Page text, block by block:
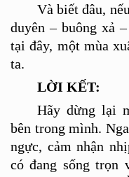
Và biết đâu,
duyên – buông xả
tại đây, một mùa
ta.
LỜI KẾT:
Hãy dừng lại
bên trong mình.
ngực, cảm nhận nhị
có đang sống trọn